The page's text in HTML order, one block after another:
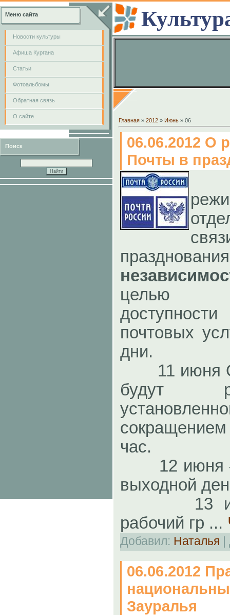
Меню сайта
Новости культуры
Афиша Кургана
Cтатьи
Фотоальбомы
Обратная связь
О сайте
Поиск
Главная » 2012 » Июнь » 06
06.06.2012 О
Почты в
целью
почтовых
дни.
11 июня
будут
сокращением
час.
12 июня –
выходной
13
рабочий гр ...
Добавил: Наталья |
06.06.2012
Зауралья